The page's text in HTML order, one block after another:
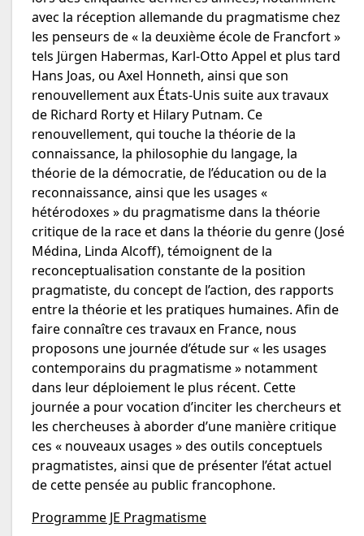
avec la réception allemande du pragmatisme chez
les penseurs de « la deuxième école de Francfort »
tels Jürgen Habermas, Karl-Otto Appel et plus tard
Hans Joas, ou Axel Honneth, ainsi que son
renouvellement aux États-Unis suite aux travaux
de Richard Rorty et Hilary Putnam. Ce
renouvellement, qui touche la théorie de la
connaissance, la philosophie du langage, la
théorie de la démocratie, de l’éducation ou de la
reconnaissance, ainsi que les usages «
hétérodoxes » du pragmatisme dans la théorie
critique de la race et dans la théorie du genre (José
Médina, Linda Alcoff), témoignent de la
reconceptualisation constante de la position
pragmatiste, du concept de l’action, des rapports
entre la théorie et les pratiques humaines. Afin de
faire connaître ces travaux en France, nous
proposons une journée d’étude sur « les usages
contemporains du pragmatisme » notamment
dans leur déploiement le plus récent. Cette
journée a pour vocation d’inciter les chercheurs et
les chercheuses à aborder d’une manière critique
ces « nouveaux usages » des outils conceptuels
pragmatistes, ainsi que de présenter l’état actuel
de cette pensée au public francophone.
Programme JE Pragmatisme